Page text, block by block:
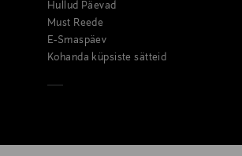
Hullud Päevad
Must Reede
E-Smaspäev
Kohanda küpsiste sätteid